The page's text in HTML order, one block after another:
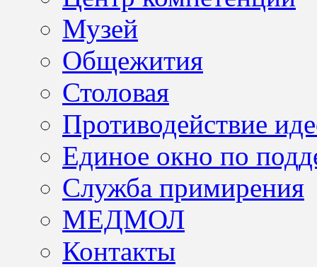
Музей
Общежития
Столовая
Противодействие
Единое окно по
Служба примирения
МЕДМОЛ
Контакты